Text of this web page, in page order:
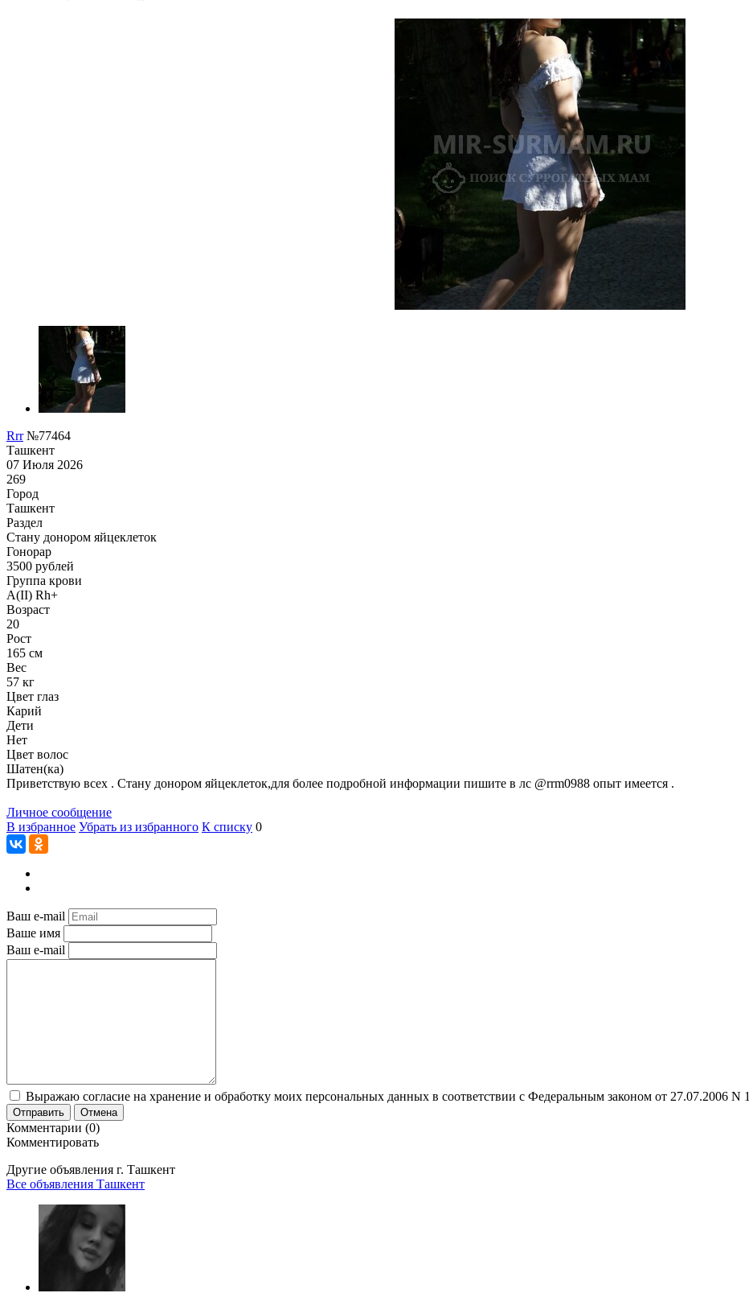
Rrr №77464
Ташкент
07 Июля 2026
269
Город
Ташкент
Раздел
Стану донором яйцеклеток
Гонoрар
3500 рублей
Группа крови
A(II) Rh+
Возраст
20
Рост
165 см
Вес
57 кг
Цвет глаз
Карий
Дети
Нет
Цвет волос
Шатен(ка)
Приветствую всех . Стану донором яйцеклеток,для более подробной информации пишите в лс @rrm0988 опыт имеется .
Личное сообщение
В избранное Убрать из избранного К списку 0
Ваш e-mail
Ваше имя
Ваш e-mail
Выражаю согласие на хранение и обработку моих персональных данных в соответствии с Федеральным законом от 27.07.2006 N
Отправить Отмена
Комментарии (0)
Комментировать
Другие объявления г. Ташкент
Все объявления Ташкент